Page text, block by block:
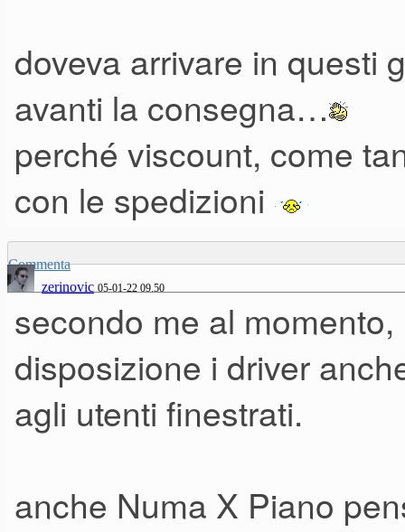
Tra quelli prodotti tra i soliti
gli MP, i nuovi CP e il
svedesi, i tanti prodotti
considerare al top, direi che
scelta, a patto di poter
Poi personalmente reputo il
interessantissimo progetto,
provarne uno
doveva arrivare in questi
avanti la consegna…
perché viscount, come
con le spedizioni
Commenta
zerinovic 05-01-22 09.50
secondo me al
disposizione i driver
agli utenti finestrati.
anche Numa X Piano